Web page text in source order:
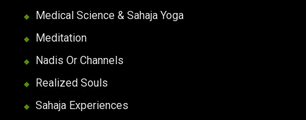
Medical Science & Sahaja Yoga
Meditation
Nadis Or Channels
Realized Souls
Sahaja Experiences